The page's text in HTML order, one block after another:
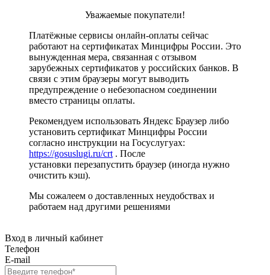
Уважаемые покупатели!
Платёжные сервисы онлайн-оплаты сейчас
работают на сертификатах Минцифры России. Это
вынужденная мера, связанная с отзывом
зарубежных сертификатов у российских банков. В
связи с этим браузеры могут выводить
предупреждение о небезопасном соединении
вместо страницы оплаты.
Рекомендуем использовать Яндекс Браузер либо
установить сертификат Минцифры России
согласно инструкции на Госуслугуах:
https://gosuslugi.ru/crt . После
установки перезапустить браузер (иногда нужно
очистить кэш).
Мы сожалеем о доставленных неудобствах и
работаем над другими решениями
Вход в личный кабинет
Телефон
E-mail